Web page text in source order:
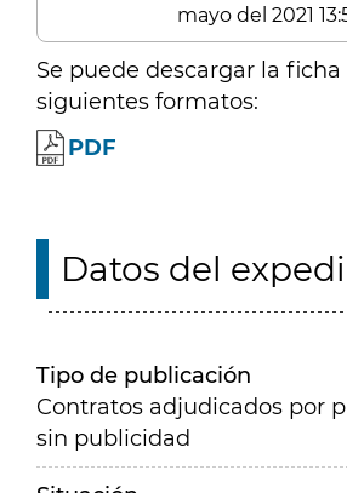
mayo del 2021
Se puede descargar la ficha
siguientes formatos:
PDF
Datos del
Tipo de publicación
Contratos adjudicados por
sin publicidad